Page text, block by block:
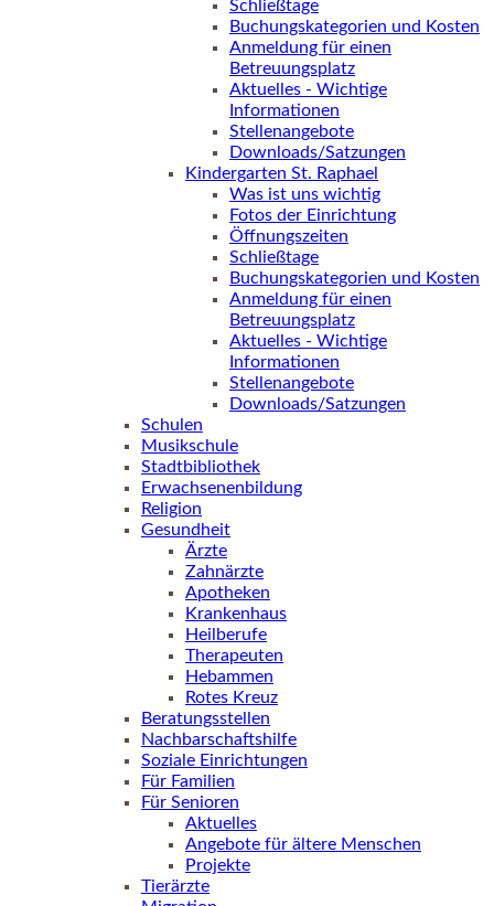
Schließtage
Buchungskategorien und Kosten
Anmeldung für einen
Betreuungsplatz
Aktuelles - Wichtige
Informationen
Stellenangebote
Downloads/Satzungen
Kindergarten St. Raphael
Was ist uns wichtig
Fotos der Einrichtung
Öffnungszeiten
Schließtage
Buchungskategorien und Kosten
Anmeldung für einen
Betreuungsplatz
Aktuelles - Wichtige
Informationen
Stellenangebote
Downloads/Satzungen
Schulen
Musikschule
Stadtbibliothek
Erwachsenenbildung
Religion
Gesundheit
Ärzte
Zahnärzte
Apotheken
Krankenhaus
Heilberufe
Therapeuten
Hebammen
Rotes Kreuz
Beratungsstellen
Nachbarschaftshilfe
Soziale Einrichtungen
Für Familien
Für Senioren
Aktuelles
Angebote für ältere Menschen
Projekte
Tierärzte